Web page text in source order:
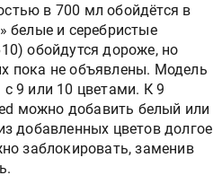
в 700 мл обойдётся в
белые и серебристые
обойдутся дороже, но
пока не объявлены. Модель
9 или 10 цветами. К 9
можно добавить белый или
добавленных цветов долгое
заблокировать, заменив